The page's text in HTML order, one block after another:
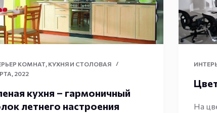
КОМНАТ, КУХНЯ И СТОЛОВАЯ
2022
кухня – гармоничный
летнего настроения
На